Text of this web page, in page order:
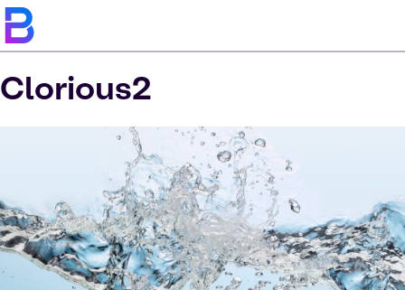
Clorious2